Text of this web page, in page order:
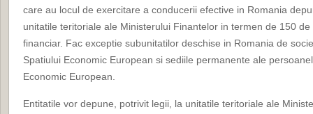
care au locul de exercitare a conducerii efective in Romania
unitatile teritoriale ale Ministerului Finantelor in termen de 150
financiar. Fac exceptie subunitatilor deschise in Romania de
Spatiului Economic European si sediile permanente ale
Economic European.
Entitatile vor depune, potrivit legii, la unitatile teritoriale ale